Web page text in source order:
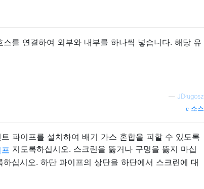
를 연결하여 외부와 내부를 하나씩 넣습니다. 해당 유
— JDługosz
소스
파이프를 설치하여 배기 가스 혼합을 피할 수 있도록
지도록하십시오. 스크린을 뚫거나 구멍을 뚫지 마십
십시오. 하단 파이프의 상단을 하단에서 스크린에 대